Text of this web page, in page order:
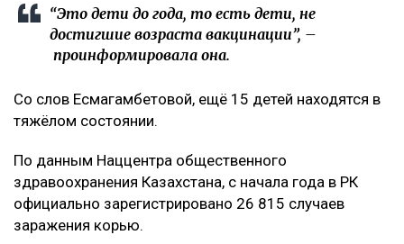
“Это дети до года, то есть дети, не
достигшие возраста вакцинации”, –
проинформировала она.
Со слов Есмагамбетовой, ещё 15 детей находятся в
тяжёлом состоянии.
По данным Наццентра общественного
здравоохранения Казахстана, с начала года в РК
официально зарегистрировано 26 815 случаев
заражения корью.